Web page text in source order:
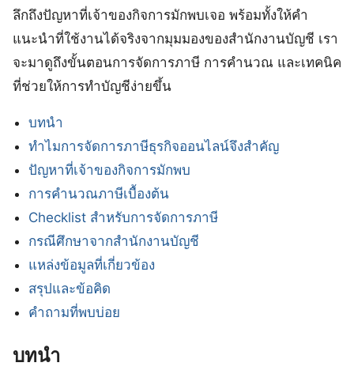
ลึกถึงปัญหาที่เจ้าของกิจการมักพบเจอ พร้อมทั้งให้คำ
แนะนำที่ใช้งานได้จริงจากมุมมองของสำนักงานบัญชี เรา
จะมาดูถึงขั้นตอนการจัดการภาษี การคำนวณ และเทคนิค
ที่ช่วยให้การทำบัญชีง่ายขึ้น
บทนำ
ทำไมการจัดการภาษีธุรกิจออนไลน์จึงสำคัญ
ปัญหาที่เจ้าของกิจการมักพบ
การคำนวณภาษีเบื้องต้น
Checklist สำหรับการจัดการภาษี
กรณีศึกษาจากสำนักงานบัญชี
แหล่งข้อมูลที่เกี่ยวข้อง
สรุปและข้อคิด
คำถามที่พบบ่อย
บทนำ